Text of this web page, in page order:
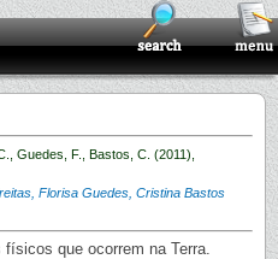
Guedes, F., Bastos, C. (2011),
Florisa Guedes, Cristina Bastos
que ocorrem na Terra.